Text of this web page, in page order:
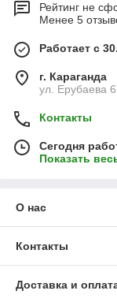
Рейтинг не
Менее 5
Работает с
г. Караганда
ул. Ерубаева
Контакты
Сегодня
Показать
О нас
Контакты
Доставка и